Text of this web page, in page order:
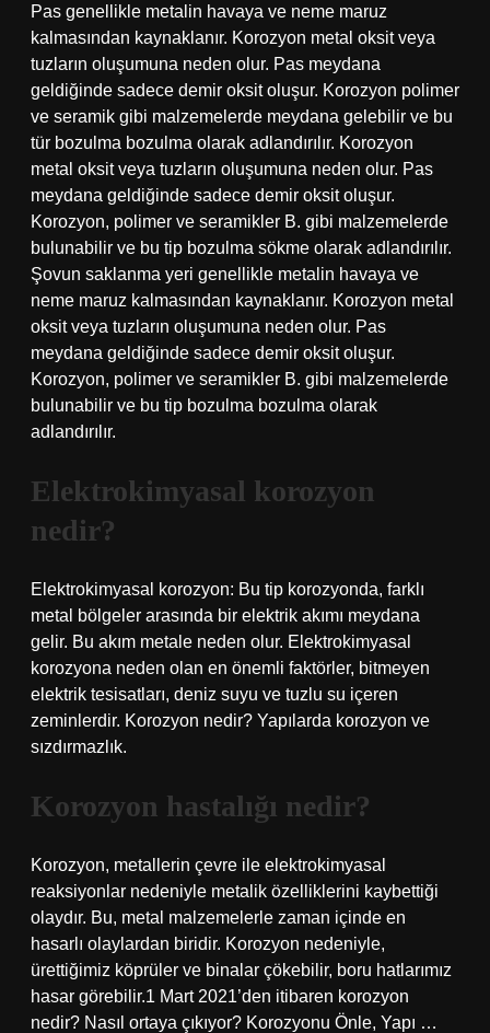
Pas genellikle metalin havaya ve neme maruz
kalmasından kaynaklanır. Korozyon metal oksit veya
tuzların oluşumuna neden olur. Pas meydana
geldiğinde sadece demir oksit oluşur. Korozyon polimer
ve seramik gibi malzemelerde meydana gelebilir ve bu
tür bozulma bozulma olarak adlandırılır. Korozyon
metal oksit veya tuzların oluşumuna neden olur. Pas
meydana geldiğinde sadece demir oksit oluşur.
Korozyon, polimer ve seramikler B. gibi malzemelerde
bulunabilir ve bu tip bozulma sökme olarak adlandırılır.
Şovun saklanma yeri genellikle metalin havaya ve
neme maruz kalmasından kaynaklanır. Korozyon metal
oksit veya tuzların oluşumuna neden olur. Pas
meydana geldiğinde sadece demir oksit oluşur.
Korozyon, polimer ve seramikler B. gibi malzemelerde
bulunabilir ve bu tip bozulma bozulma olarak
adlandırılır.
Elektrokimyasal korozyon
nedir?
Elektrokimyasal korozyon: Bu tip korozyonda, farklı
metal bölgeler arasında bir elektrik akımı meydana
gelir. Bu akım metale neden olur. Elektrokimyasal
korozyona neden olan en önemli faktörler, bitmeyen
elektrik tesisatları, deniz suyu ve tuzlu su içeren
zeminlerdir. Korozyon nedir? Yapılarda korozyon ve
sızdırmazlık.
Korozyon hastalığı nedir?
Korozyon, metallerin çevre ile elektrokimyasal
reaksiyonlar nedeniyle metalik özelliklerini kaybettiği
olaydır. Bu, metal malzemelerle zaman içinde en
hasarlı olaylardan biridir. Korozyon nedeniyle,
ürettiğimiz köprüler ve binalar çökebilir, boru hatlarımız
hasar görebilir.1 Mart 2021’den itibaren korozyon
nedir? Nasıl ortaya çıkıyor? Korozyonu Önle, Yapı …